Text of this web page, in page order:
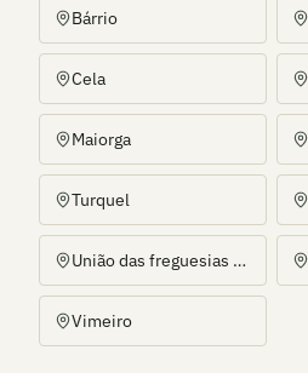
Bárrio
Cela
Maiorga
Turquel
União das freguesias de Coz, Alpedriz e Montes
Vimeiro